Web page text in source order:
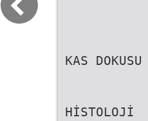
KAS DOKUSU
HİSTOLOJİ